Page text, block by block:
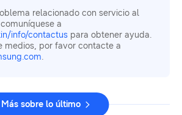
relacionado con servicio al
a
info/contactus para obtener ayuda.
medios, por favor contacte a
.
Más sobre lo último